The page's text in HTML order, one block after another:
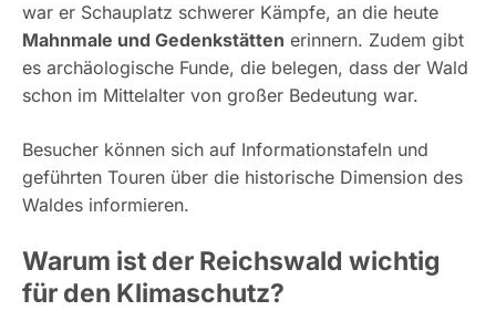
war er Schauplatz schwerer Kämpfe, an die heute
Mahnmale und Gedenkstätten erinnern. Zudem gibt
es archäologische Funde, die belegen, dass der Wald
schon im Mittelalter von großer Bedeutung war.
Besucher können sich auf Informationstafeln und
geführten Touren über die historische Dimension des
Waldes informieren.
Warum ist der Reichswald wichtig
für den Klimaschutz?